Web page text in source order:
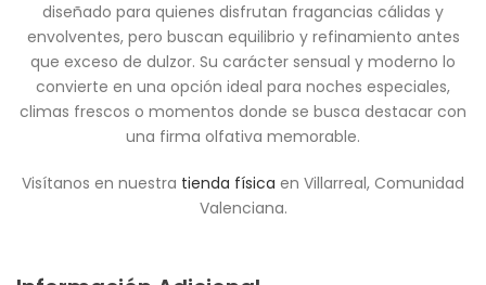
diseñado para quienes disfrutan fragancias cálidas y
envolventes, pero buscan equilibrio y refinamiento antes
que exceso de dulzor. Su carácter sensual y moderno lo
convierte en una opción ideal para noches especiales,
climas frescos o momentos donde se busca destacar con
una firma olfativa memorable.
Visítanos en nuestra tienda física en Villarreal, Comunidad
Valenciana.